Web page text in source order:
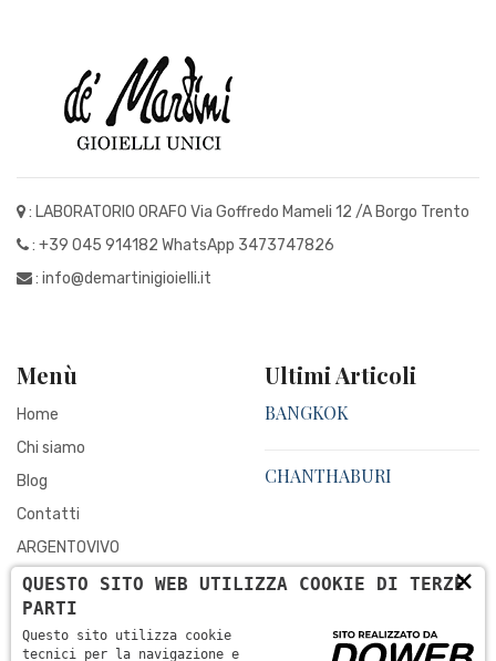
: LABORATORIO ORAFO Via Goffredo Mameli 12 /A Borgo Trento
: +39 045 914182 WhatsApp 3473747826
: info@demartinigioielli.it
Menù
Home
Chi siamo
Blog
Contatti
ARGENTOVIVO
PERLE NATURALI
MOISSANITE
DEMANTITE°
Ultimi Articoli
BANGKOK
CHANTHABURI
×
QUESTO SITO WEB UTILIZZA COOKIE DI TERZE
PARTI
Questo sito utilizza cookie
tecnici per la navigazione e